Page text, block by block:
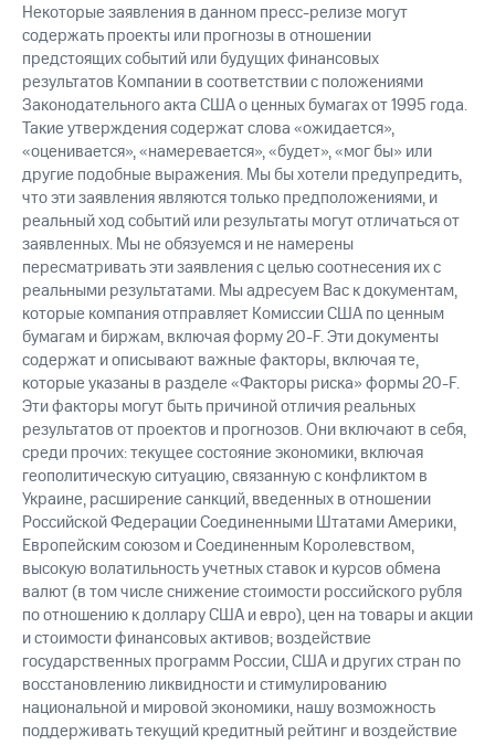
Некоторые заявления в данном пресс-релизе могут
содержать проекты или прогнозы в отношении
предстоящих событий или будущих финансовых
результатов Компании в соответствии с положениями
Законодательного акта США о ценных бумагах от 1995 года.
Такие утверждения содержат слова «ожидается»,
«оценивается», «намеревается», «будет», «мог бы» или
другие подобные выражения. Мы бы хотели предупредить,
что эти заявления являются только предположениями, и
реальный ход событий или результаты могут отличаться от
заявленных. Мы не обязуемся и не намерены
пересматривать эти заявления с целью соотнесения их с
реальными результатами. Мы адресуем Вас к документам,
которые компания отправляет Комиссии США по ценным
бумагам и биржам, включая форму 20-F. Эти документы
содержат и описывают важные факторы, включая те,
которые указаны в разделе «Факторы риска» формы 20-F.
Эти факторы могут быть причиной отличия реальных
результатов от проектов и прогнозов. Они включают в себя,
среди прочих: текущее состояние экономики, включая
геополитическую ситуацию, связанную с конфликтом в
Украине, расширение санкций, введенных в отношении
Российской Федерации Соединенными Штатами Америки,
Европейским союзом и Соединенным Королевством,
высокую волатильность учетных ставок и курсов обмена
валют (в том числе снижение стоимости российского рубля
по отношению к доллару США и евро), цен на товары и акции
и стоимости финансовых активов; воздействие
государственных программ России, США и других стран по
восстановлению ликвидности и стимулированию
национальной и мировой экономики, нашу возможность
поддерживать текущий кредитный рейтинг и воздействие